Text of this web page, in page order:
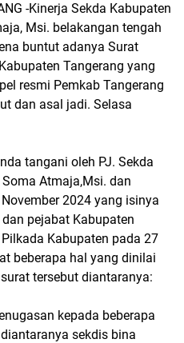
-Kinerja Sekda Kabupaten
Msi. belakangan tengah
buntut adanya Surat
Tangerang yang
resmi Pemkab Tangerang
dan asal jadi. Selasa
tangani oleh PJ. Sekda
Atmaja,Msi. dan
2024 yang isinya
pejabat Kabupaten
Kabupaten pada 27
beberapa hal yang dinilai
tersebut diantaranya:
kepada beberapa
sekdis bina